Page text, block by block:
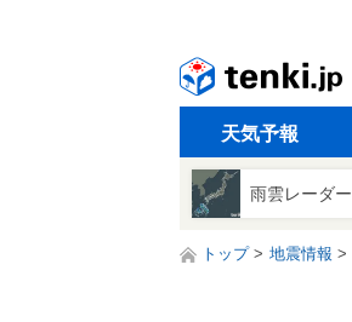
天気予報
雨雲レーダー
トップ 地震情報